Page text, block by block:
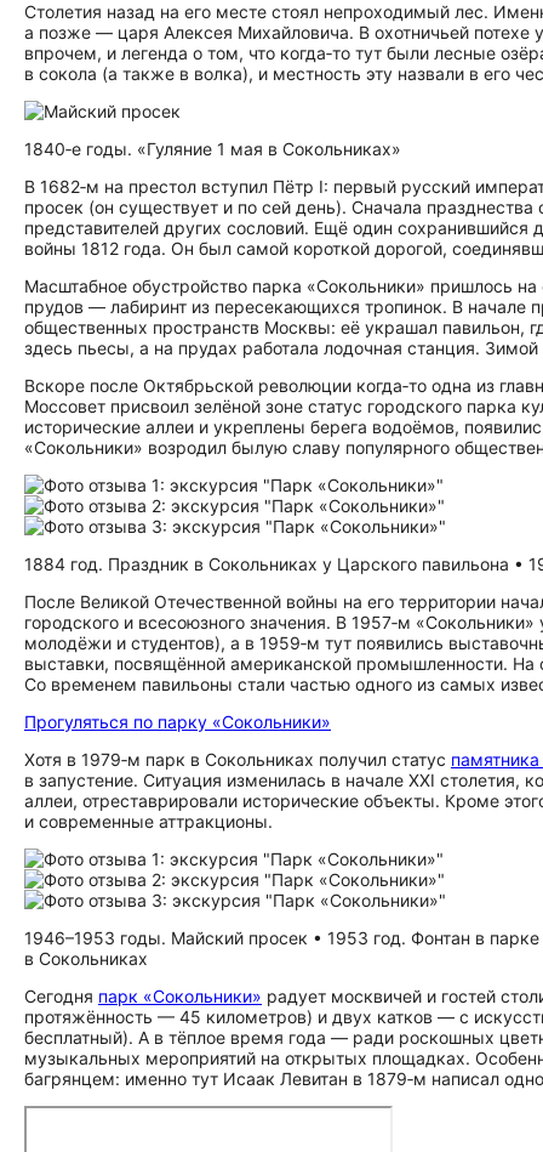
Столетия назад на его месте стоял непроходимый лес.
а позже — царя Алексея Михайловича. В охотничьей
впрочем, и легенда о том, что когда‑то тут были лесные
в сокола (а также в волка), и местность эту назвали в его
1840‑е годы. «Гуляние 1 мая в Сокольниках»
В 1682‑м на престол вступил Пётр I: первый русский
просек (он существует и по сей день). Сначала
представителей других сословий. Ещё один
войны 1812 года. Он был самой короткой дорогой,
Масштабное обустройство парка «Сокольники» пришлось
прудов — лабиринт из пересекающихся тропинок. В начале
общественных пространств Москвы: её украшал павильон,
здесь пьесы, а на прудах работала лодочная станция. Зимой
Вскоре после Октябрьской революции когда‑то одна из
Моссовет присвоил зелёной зоне статус городского парка
исторические аллеи и укреплены берега водоёмов,
«Сокольники» возродил былую славу популярного
1884 год. Праздник в Сокольниках у Царского павильона •
После Великой Отечественной войны на его территории
городского и всесоюзного значения. В 1957‑м
молодёжи и студентов), а в 1959‑м тут появились
выставки, посвящённой американской промышленности. На
Со временем павильоны стали частью одного из самых
Прогуляться по парку «Сокольники»
Хотя в 1979‑м парк в Сокольниках получил статус
в запустение. Ситуация изменилась в начале XXI столетия,
аллеи, отреставрировали исторические объекты. Кроме
и современные аттракционы.
1946–1953 годы. Майский просек • 1953 год. Фонтан в
в Сокольниках
Сегодня парк «Сокольники» радует москвичей и гостей
протяжённость — 45 километров) и двух катков — с
бесплатный). А в тёплое время года — ради роскошных
музыкальных мероприятий на открытых площадках.
багрянцем: именно тут Исаак Левитан в 1879‑м написал